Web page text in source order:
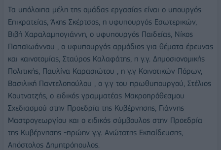
Τα υπόλοιπα μέλη της ομάδας εργασίας είναι ο υπουργός
Επικρατείας, Άκης Σκέρτσος, η υφυπουργός Εσωτερικών,
Βιβή Χαραλαμπογιάννη, ο υφυπουργός Παιδείας, Νίκος
Παπαϊωάννου , ο υφυπουργός αρμόδιος για θέματα έρευνας
και καινοτομίας, Σταύρος Καλαφάτης, η γ.γ. Δημοσιονομικής
Πολιτικής, Παυλίνα Καρασιώτου , η γ.γ Κοινοτικών Πόρων,
Βασιλική Παντελοπούλου , ο γ.γ του πρωθυπουργού, Στέλιος
Κουτνατζής, ο ειδικός γραμματέας Μακροπρόθεσμου
Σχεδιασμού στην Προεδρία της Κυβέρνησης, Γιάννης
Μαστρογεωργίου και ο ειδικός σύμβουλος στην Προεδρία
της Κυβέρνησης -πρώην γ.γ. Ανώτατης Εκπαίδευσης,
Απόστολος Δημητρόπουλος.